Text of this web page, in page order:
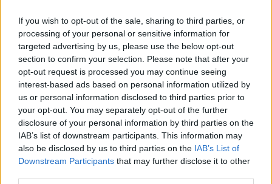
If you wish to opt-out of the sale, sharing to third parties, or
processing of your personal or sensitive information for
targeted advertising by us, please use the below opt-out
section to confirm your selection. Please note that after your
opt-out request is processed you may continue seeing
interest-based ads based on personal information utilized by
us or personal information disclosed to third parties prior to
your opt-out. You may separately opt-out of the further
disclosure of your personal information by third parties on the
IAB’s list of downstream participants. This information may
also be disclosed by us to third parties on the IAB’s List of
Downstream Participants that may further disclose it to other
Flydde i kajak – greps
posted on 13:35, 2 augusti 2026
Restaurangkedja öppnar nytt i Marievik
posted on 11:48, 11 december 2025